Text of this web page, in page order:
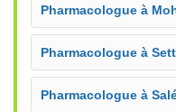
Pharmacologue à
Pharmacologue à
Pharmacologue à